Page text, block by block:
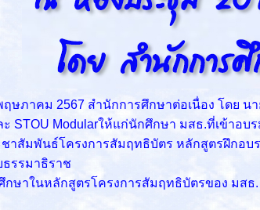
ภาคม 2567 สำนักการศึกษาต่อเนื่อง โดย น
STOU Modularให้แก่นักศึกษา มสธ.ที่เข้าอ
ชาสัมพันธ์โครงการสัมฤทธิบัตร หลักสูตรฝึกอ
รรมาธิราช
าในหลักสูตรโครงการสัมฤทธิบัตรของ มสธ. ดู